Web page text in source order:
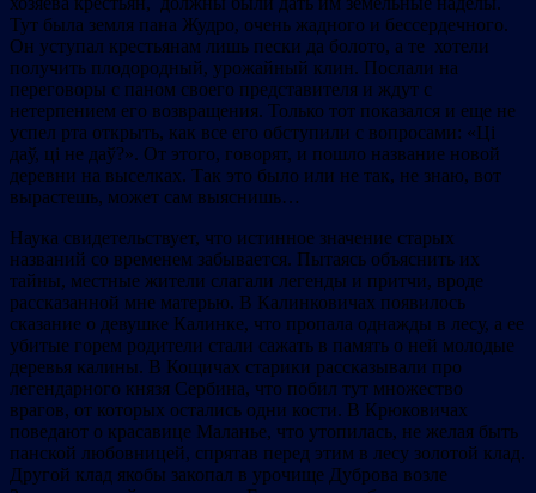
Тут была земля пана Жудро, очень жадного и бессердечного.
Он уступал крестьянам лишь пески да болото, а те хотели
получить плодородный, урожайный клин. Послали на
переговоры с паном своего представителя и ждут с
нетерпением его возвращения. Только тот показался и еще не
успел рта открыть, как все его обступили с вопросами: «Ці
даў, ці не даў?». От этого, говорят, и пошло название новой
деревни на выселках. Так это было или не так, не знаю, вот
вырастешь, может сам выяснишь…
Наука свидетельствует, что истинное значение старых
названий со временем забывается. Пытаясь объяснить их
тайны, местные жители слагали легенды и притчи, вроде
рассказанной мне матерью. В Калинковичах появилось
сказание о девушке Калинке, что пропала однажды в лесу, а ее
убитые горем родители стали сажать в память о ней молодые
деревья калины. В Кощичах старики рассказывали про
легендарного князя Сербина, что побил тут множество
врагов, от которых остались одни кости. В Крюковичах
поведают о красавице Маланье, что утопилась, не желая быть
панской любовницей, спрятав перед этим в лесу золотой клад.
Другой клад якобы закопал в урочище Дуброва возле